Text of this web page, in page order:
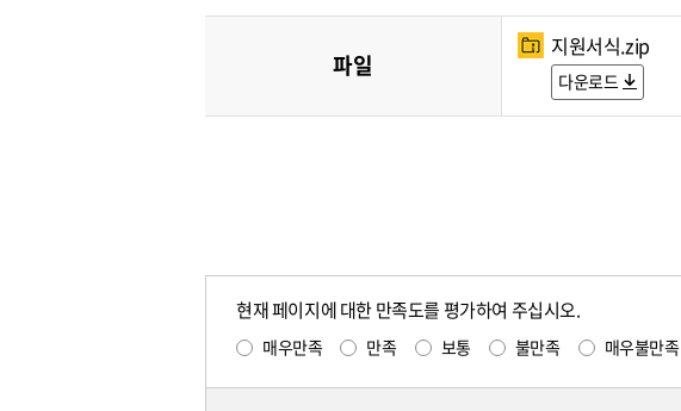
파일
지원서식.zip
다운로드
현재 페이지에 대한 만족도를 평가하여 주십시오.
매우만족 만족 보통 불만족 매우불만족